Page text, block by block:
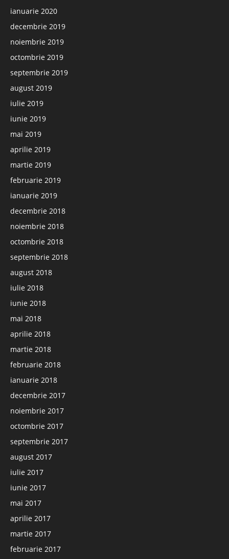
ianuarie 2020
decembrie 2019
noiembrie 2019
octombrie 2019
septembrie 2019
august 2019
iulie 2019
iunie 2019
mai 2019
aprilie 2019
martie 2019
februarie 2019
ianuarie 2019
decembrie 2018
noiembrie 2018
octombrie 2018
septembrie 2018
august 2018
iulie 2018
iunie 2018
mai 2018
aprilie 2018
martie 2018
februarie 2018
ianuarie 2018
decembrie 2017
noiembrie 2017
octombrie 2017
septembrie 2017
august 2017
iulie 2017
iunie 2017
mai 2017
aprilie 2017
martie 2017
februarie 2017